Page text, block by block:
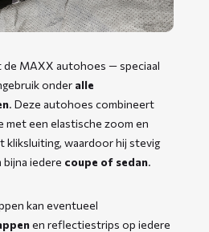
de MAXX autohoes — speciaal
onder alle
. Deze autohoes combineert
met een elastische zoom en
kliksluiting, waardoor hij stevig
iedere coupe of sedan.
kan eventueel
en reflectiestrips op iedere